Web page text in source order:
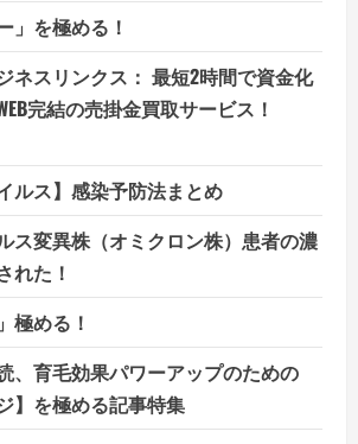
」を極める！
ネスリンクス： 最短2時間で資金化
完結の売掛金買取サービス！
ルス】感染予防法まとめ
ス変異株（オミクロン株）患者の濃
れた！
極める！
、育毛効果パワーアップのための
】を極める記事特集